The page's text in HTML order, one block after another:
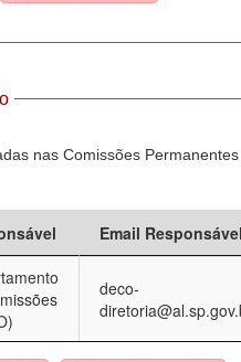
nas Comissões
Email
deco-